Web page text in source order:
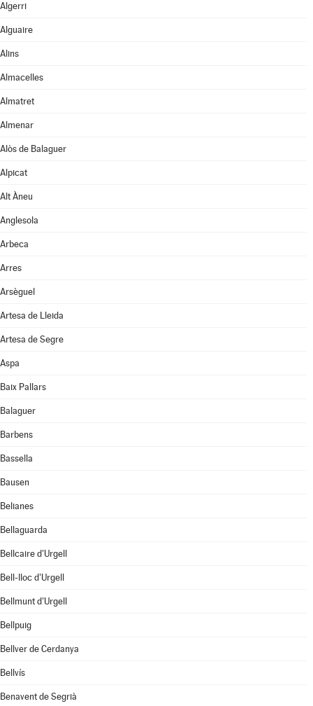
Algerri
Alguaire
Alins
Almacelles
Almatret
Almenar
Alòs de Balaguer
Alpicat
Alt Àneu
Anglesola
Arbeca
Arres
Arsèguel
Artesa de Lleida
Artesa de Segre
Aspa
Baix Pallars
Balaguer
Barbens
Bassella
Bausen
Belianes
Bellaguarda
Bellcaire d'Urgell
Bell-lloc d'Urgell
Bellmunt d'Urgell
Bellpuig
Bellver de Cerdanya
Bellvís
Benavent de Segrià